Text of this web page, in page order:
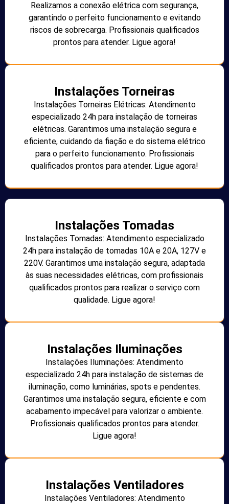
Realizamos a conexão elétrica com segurança,
garantindo o perfeito funcionamento e evitando
riscos de sobrecarga. Profissionais qualificados
prontos para atender. Ligue agora!
Instalações Torneiras
Instalações Torneiras Elétricas: Atendimento
especializado 24h para instalação de torneiras
elétricas. Garantimos uma instalação segura e
eficiente, cuidando da fiação e do sistema elétrico
para o perfeito funcionamento. Profissionais
qualificados prontos para atender. Ligue agora!
Instalações Tomadas
Instalações Tomadas: Atendimento especializado
24h para instalação de tomadas 10A e 20A, 127V e
220V. Garantimos uma instalação segura, adaptada
às suas necessidades elétricas, com profissionais
qualificados prontos para realizar o serviço com
qualidade. Ligue agora!
Instalações Iluminações
Instalações Iluminações: Atendimento
especializado 24h para instalação de sistemas de
iluminação, como luminárias, spots e pendentes.
Garantimos uma instalação segura, eficiente e com
acabamento impecável para valorizar o ambiente.
Profissionais qualificados prontos para atender.
Ligue agora!
Instalações Ventiladores
Instalações Ventiladores: Atendimento